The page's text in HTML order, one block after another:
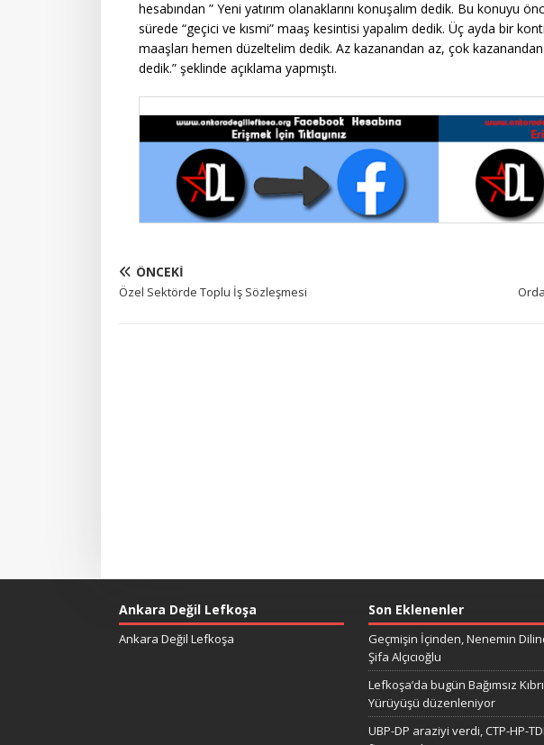
hesabından ” Yeni yatırım olanaklarını konuşalım dedik. Bu konuyu
sürede “geçici ve kısmi” maaş kesintisi yapalım dedik. Üç ayda bir
maaşları hemen düzeltelim dedik. Az kazanandan az, çok
dedik.” şeklinde açıklama yapmıştı.
ÖNCEKI
Özel Sektörde Toplu İş Sözleşmesi
Ankara Değil Lefkoşa
Ankara Değil Lefkoşa
Son Eklenenler
Geçmişin İçinden, Nenemin
Şifa Alçıcıoğlu
Lefkoşa’da bugün Bağımsız
Yürüyüşü düzenleniyor
UBP-DP araziyi verdi, CTP-HP-